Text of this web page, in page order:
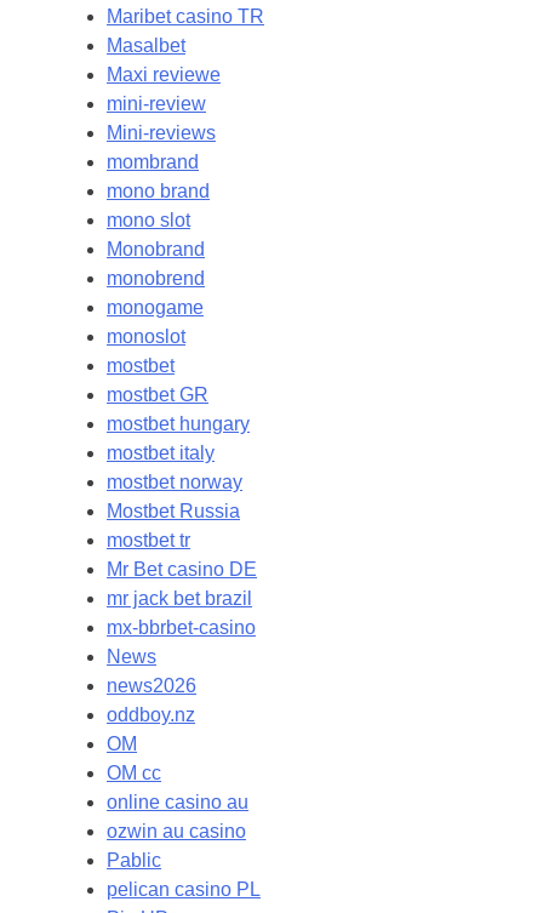
Maribet casino TR
Masalbet
Maxi reviewe
mini-review
Mini-reviews
mombrand
mono brand
mono slot
Monobrand
monobrend
monogame
monoslot
mostbet
mostbet GR
mostbet hungary
mostbet italy
mostbet norway
Mostbet Russia
mostbet tr
Mr Bet casino DE
mr jack bet brazil
mx-bbrbet-casino
News
news2026
oddboy.nz
OM
OM cc
online casino au
ozwin au casino
Pablic
pelican casino PL